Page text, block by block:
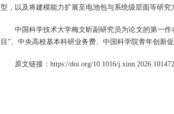
型，以及将建模能力扩展至电池包与系统级层面等研究
中国科学技术大学梅文昕副研究员为论文的第一
目”、中央高校基本科研业务费、中国科学院青年创新促
原文链接：https://doi.org/10.1016/j.xinn.2026.101472